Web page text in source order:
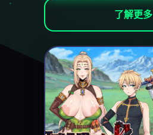
了解更多